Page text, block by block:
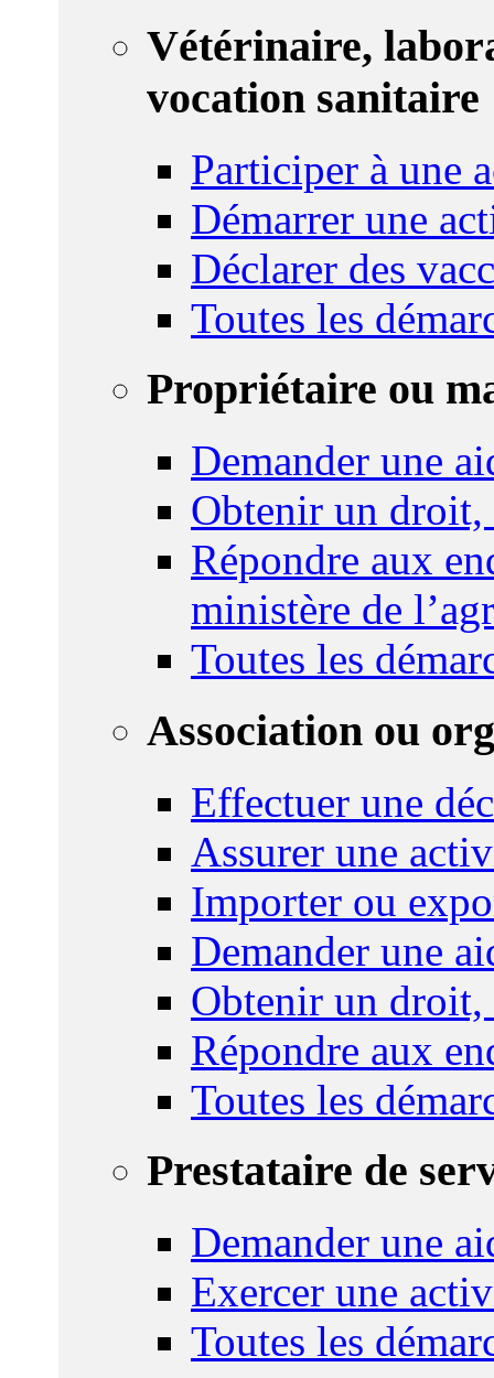
Vétérinaire,
vocation sanitaire
Participer à une
Démarrer une
Déclarer des
Toutes les
Propriétaire ou
Demander une
Obtenir un droit,
Répondre aux
ministère de
Toutes les
Association ou
Effectuer une
Assurer une
Importer ou
Demander une
Obtenir un droit,
Répondre aux
Toutes les
Prestataire de
Demander une
Exercer une
Toutes les